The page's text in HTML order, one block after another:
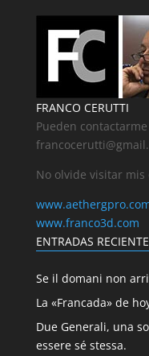
FRANCO CERUTTI
Pueden
No olvide visitar mis
www.franco3d.com
ENTRADAS
Se il domani non
La «Francada» de
Due Generali, una
essere sé stessa.